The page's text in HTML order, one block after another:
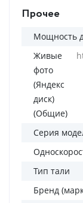
Прочее
Мощность
Живые
фото
(Яндекс
диск)
(Общие)
Серия
Тип тали
Бренд